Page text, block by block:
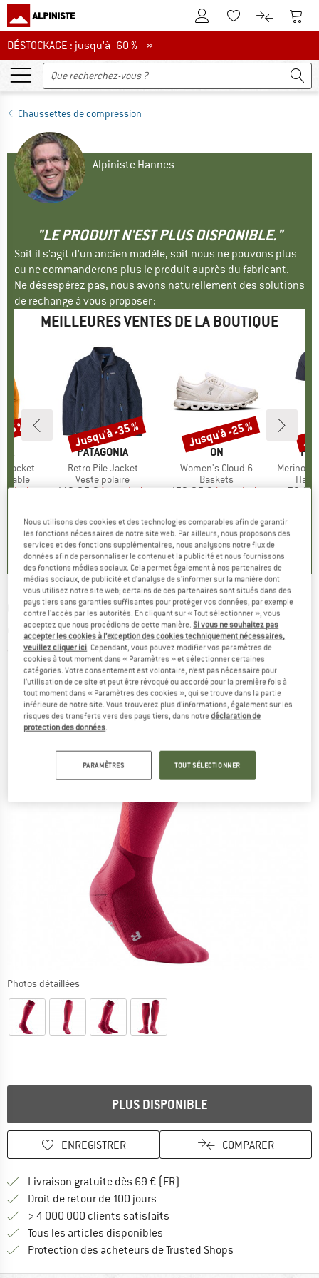
Vers le compte client
Vers la liste
Vers le
DÉSTOCKAGE : jusqu'à -60 %
DÉSTOCKAGE : jusqu'à -60 % »
Chaussettes de compression
Alpiniste Hannes
"LE PRODUIT N'EST PLUS DISPONIBLE."
Soit il s'agit d'un ancien modèle, soit nous ne pouvons plus
ou ne commanderons plus le produit auprès du fabricant.
Ne désespérez pas, nous avons naturellement des solutions
de rechange à vous proposer :
MEILLEURES VENTES DE LA BOUTIQUE
Jacket
réduit
de
7
)
%
MARQUE
PATAGONIA
Article
Retro Pile Jacket
Product group
Veste polaire
Prix
149,95 € Prix réduit
à partir de
+1
4,6(71)
Remise
Jusqu'à -35 %
MARQUE
ON
Article
Women's Cloud 6
Product group
Baskets
Prix
159,95 € Prix réduit
à partir de
+9
4,7(48)
Remise
Jusqu'à -25 %
Article
MerinoMix150
Haut
59,95
CEP - Ski Touring Socks - Chaussettes de
compression
(0)
Photos détaillées
PLUS DISPONIBLE
ENREGISTRER COMPARER
Livraison gratuite dès 69 € (FR)
Droit de retour de 100 jours
> 4 000 000 clients satisfaits
Tous les articles disponibles
Protection des acheteurs de Trusted Shops
Nous utilisons des cookies et des technologies comparables afin de garantir
les fonctions nécessaires de notre site web. Par ailleurs, nous proposons des
services et des fonctions supplémentaires, nous analysons notre flux de
données afin de personnaliser le contenu et la publicité et nous fournissons
des fonctions médias sociaux. Cela permet également à nos partenaires de
médias sociaux, de publicité et d'analyse de s'informer sur la manière dont
vous utilisez notre site web; certains de ces partenaires sont situés dans des
pays tiers sans garanties suffisantes pour protéger vos données, par exemple
contre l'accès par les autorités. En cliquant sur « Tout sélectionner », vous
acceptez que nous procédions de cette manière.Si vous ne souhaitez pas
accepter les cookies à l’exception des cookies techniquement nécessaires,
veuillez cliquer ici. Cependant, vous pouvez modifier vos paramètres de
cookies à tout moment dans « Paramètres » et sélectionner certaines
catégories. Votre consentement est volontaire, n’est pas nécessaire pour
l’utilisation de ce site et peut être révoqué ou accordé pour la première fois à
tout moment dans « Paramètres des cookies », qui se trouve dans la partie
inférieure de notre site. Vous trouverez plus d'informations, également sur les
risques des transferts vers des pays tiers, dans notredéclaration de
protection des données.
PARAMÈTRES TOUT SÉLECTIONNER